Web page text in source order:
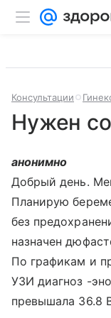
Консультации
Нужен
анонимно
Добрый день.
Планирую
без
назначен
По графикам и
УЗИ диагноз -
превышала 36.8